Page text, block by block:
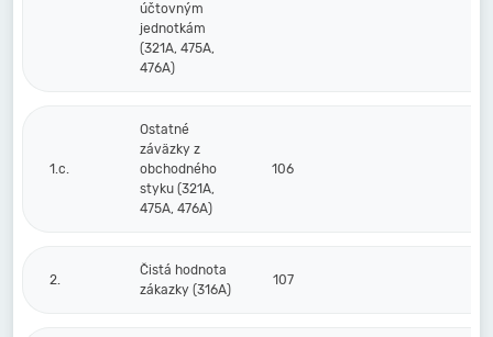
účtovným
jednotkám
(321A, 475A,
476A)
1.c.
Ostatné
záväzky z
obchodného
styku (321A,
475A, 476A)
106
2.
Čistá hodnota
zákazky (316A)
107